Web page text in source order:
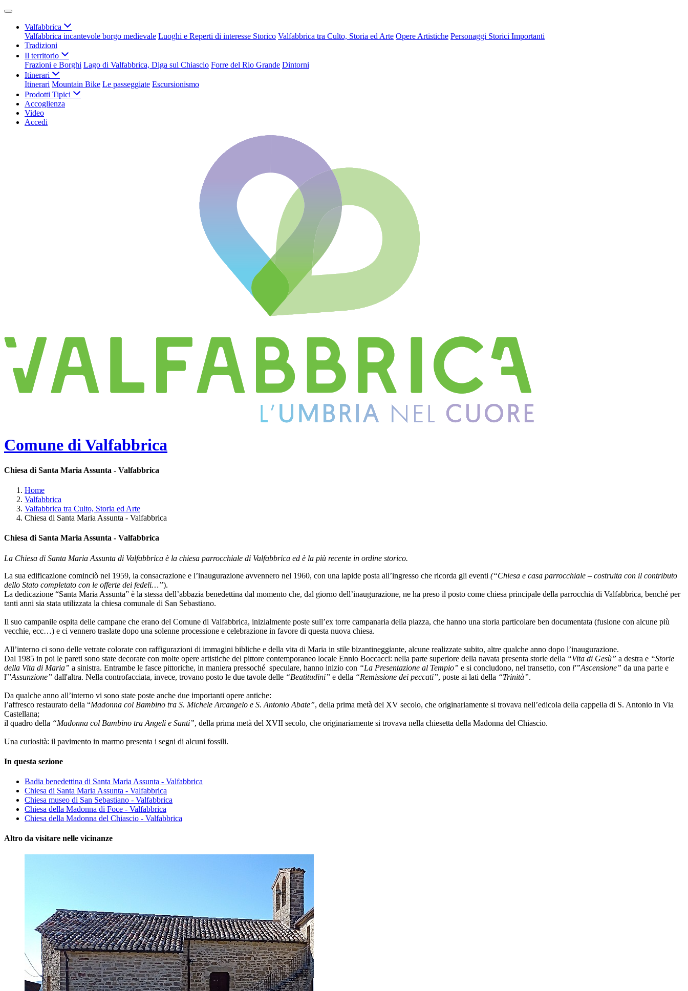
Valfabbrica
Valfabbrica incantevole borgo medievale Luoghi e Reperti di interesse Storico Valfabbrica tra Culto, Storia ed Arte Opere Artistiche Personaggi Storici Importanti
Tradizioni
Il territorio
Frazioni e Borghi Lago di Valfabbrica, Diga sul Chiascio Forre del Rio Grande Dintorni
Itinerari
Itinerari Mountain Bike Le passeggiate Escursionismo
Prodotti Tipici
Accoglienza
Video
Accedi
Comune di Valfabbrica
Chiesa di Santa Maria Assunta - Valfabbrica
Home
Valfabbrica
Valfabbrica tra Culto, Storia ed Arte
Chiesa di Santa Maria Assunta - Valfabbrica
Chiesa di Santa Maria Assunta - Valfabbrica
La Chiesa di Santa Maria Assunta di Valfabbrica è la chiesa parrocchiale di Valfabbrica ed è la più recente in ordine storico.
La sua edificazione cominciò nel 1959, la consacrazione e l’inaugurazione avvennero nel 1960, con una lapide posta all’ingresso che ricorda gli eventi (“Chiesa e casa parrocchiale – costruita con il contributo
dello Stato completato con le offerte dei fedeli…”).
La dedicazione “Santa Maria Assunta” è la stessa dell’abbazia benedettina dal momento che, dal giorno dell’inaugurazione, ne ha preso il posto come chiesa principale della parrocchia di Valfabbrica, benché per
tanti anni sia stata utilizzata la chiesa comunale di San Sebastiano.
Il suo campanile ospita delle campane che erano del Comune di Valfabbrica, inizialmente poste sull’ex torre campanaria della piazza, che hanno una storia particolare ben documentata (fusione con alcune più
vecchie, ecc…) e ci vennero traslate dopo una solenne processione e celebrazione in favore di questa nuova chiesa.
All’interno ci sono delle vetrate colorate con raffigurazioni di immagini bibliche e della vita di Maria in stile bizantineggiante, alcune realizzate subito, altre qualche anno dopo l’inaugurazione.
Dal 1985 in poi le pareti sono state decorate con molte opere artistiche del pittore contemporaneo locale Ennio Boccacci: nella parte superiore della navata presenta storie della “Vita di Gesù” a destra e “Storie
della Vita di Maria” a sinistra. Entrambe le fasce pittoriche, in maniera pressoché speculare, hanno inizio con “La Presentazione al Tempio” e si concludono, nel transetto, con l'”Ascensione” da una parte e
l'”Assunzione” dall'altra. Nella controfacciata, invece, trovano posto le due tavole delle “Beatitudini” e della “Remissione dei peccati”, poste ai lati della “Trinità”.
Da qualche anno all’interno vi sono state poste anche due importanti opere antiche:
l’affresco restaurato della “Madonna col Bambino tra S. Michele Arcangelo e S. Antonio Abate”, della prima metà del XV secolo, che originariamente si trovava nell’edicola della cappella di S. Antonio in Via
Castellana;
il quadro della “Madonna col Bambino tra Angeli e Santi”, della prima metà del XVII secolo, che originariamente si trovava nella chiesetta della Madonna del Chiascio.
Una curiosità: il pavimento in marmo presenta i segni di alcuni fossili.
In questa sezione
Badia benedettina di Santa Maria Assunta - Valfabbrica
Chiesa di Santa Maria Assunta - Valfabbrica
Chiesa museo di San Sebastiano - Valfabbrica
Chiesa della Madonna di Foce - Valfabbrica
Chiesa della Madonna del Chiascio - Valfabbrica
Altro da visitare nelle vicinanze